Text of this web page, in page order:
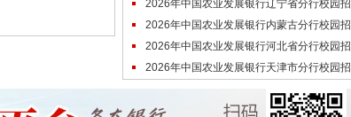
招聘拟招录人员名单
2026年中国农业发展银行辽宁省分行校园招
聘拟招录人员名单
2026年中国农业发展银行内蒙古分行校园招
聘拟招录人员名单
2026年中国农业发展银行河北省分行校园招
聘拟招录人员名单
2026年中国农业发展银行天津市分行校园招